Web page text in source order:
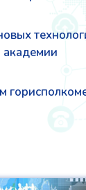
академии